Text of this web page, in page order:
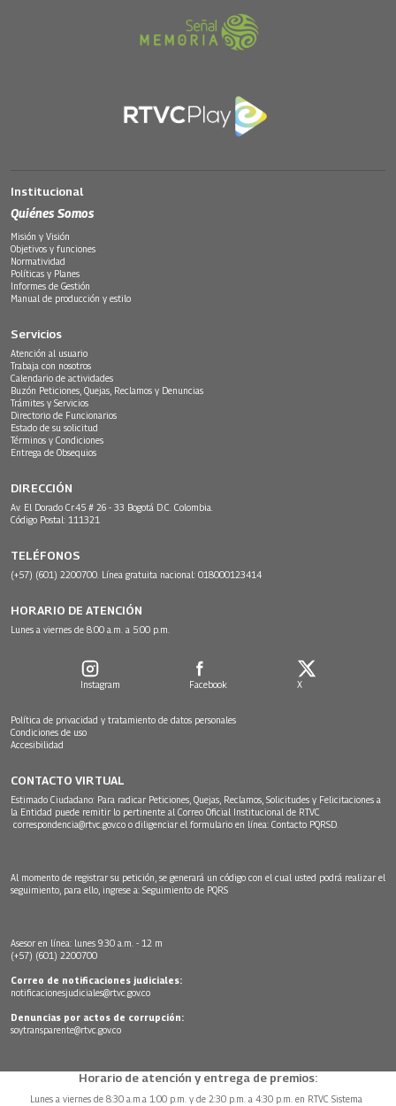
Institucional
Quiénes Somos
Misión y Visión
Objetivos y funciones
Normatividad
Políticas y Planes
Informes de Gestión
Manual de producción y estilo
Servicios
Atención al usuario
Trabaja con nosotros
Calendario de actividades
Buzón Peticiones, Quejas, Reclamos y Denuncias
Trámites y Servicios
Directorio de Funcionarios
Estado de su solicitud
Términos y Condiciones
Entrega de Obsequios
DIRECCIÓN
Av. El Dorado Cr.45 # 26 - 33 Bogotá D.C. Colombia.
Código Postal: 111321
TELÉFONOS
(+57) (601) 2200700. Línea gratuita nacional: 018000123414
HORARIO DE ATENCIÓN
Lunes a viernes de 8:00 a.m. a 5:00 p.m.
Instagram Facebook X
Política de privacidad y tratamiento de datos personales
Condiciones de uso
Accesibilidad
CONTACTO VIRTUAL
Estimado Ciudadano: Para radicar Peticiones, Quejas, Reclamos, Solicitudes y Felicitaciones a
la Entidad puede remitir lo pertinente al Correo Oficial Institucional de RTVC
correspondencia@rtvc.gov.co o diligenciar el formulario en línea: Contacto PQRSD.
Al momento de registrar su petición, se generará un código con el cual usted podrá realizar el
seguimiento, para ello, ingrese a: Seguimiento de PQRS
Asesor en línea: lunes 9:30 a.m. - 12 m
(+57) (601) 2200700
Correo de notificaciones judiciales:
notificacionesjudiciales@rtvc.gov.co
Denuncias por actos de corrupción:
soytransparente@rtvc.gov.co
Horario de atención y entrega de premios:
Lunes a viernes de 8:30 a.m.a 1:00 p.m. y de 2:30 p.m. a 4:30 p.m. en RTVC Sistema